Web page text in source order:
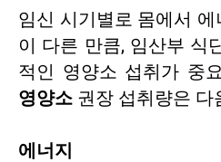
임신 시기별로 몸에서
이 다른 만큼, 임산부 식
적인 영양소 섭취가 중
영양소권장 섭취량은 다
에너지